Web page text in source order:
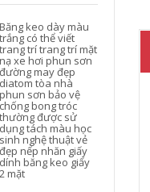
Băng keo dày màu
trắng có thể viết
trang trí trang trí mặt
nạ xe hơi phun sơn
đường may đẹp
diatom tòa nhà
phun sơn bảo vệ
chống bong tróc
thường được sử
dụng tách màu học
sinh nghệ thuật vẻ
đẹp nếp nhăn giấy
dính băng keo giấy
2 mặt